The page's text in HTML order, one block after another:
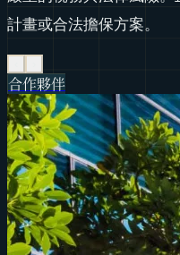
計畫或合法擔保方案。
合作夥伴